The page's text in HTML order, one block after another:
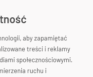
aby zapamiętać
treści i reklamy
społecznościowymi.
ruchu i